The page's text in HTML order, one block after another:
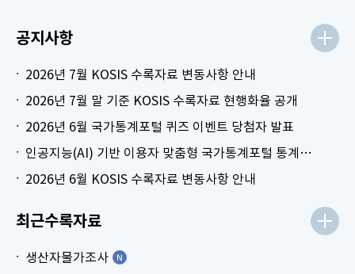
공지사항
2026년 7월 KOSIS 수록자료 변동사항 안내
2026년 7월 말 기준 KOSIS 수록자료 현행화율 공개
2026년 6월 국가통계포털 퀴즈 이벤트 당첨자 발표
인공지능(AI) 기반 이용자 맞춤형 국가통계포털 통계표 생성 시범 서비스 안내
2026년 6월 KOSIS 수록자료 변동사항 안내
최근수록자료
생산자물가조사